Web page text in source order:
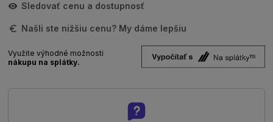
Sledovať cenu a dostupnosť
Našli ste nižšiu cenu? My dáme lepšiu
Využite výhodné možnosti
nákupu na splátky.